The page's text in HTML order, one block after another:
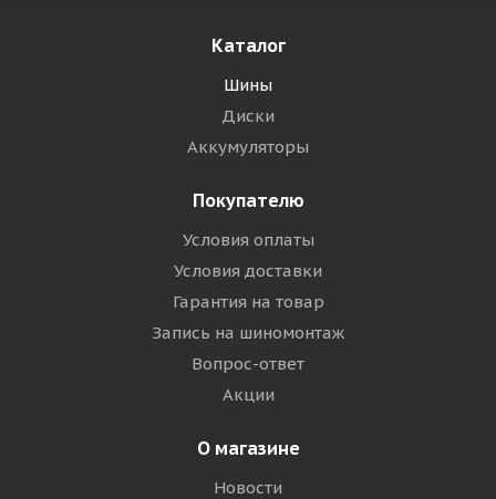
Каталог
Шины
Диски
Аккумуляторы
Покупателю
Условия оплаты
Условия доставки
Гарантия на товар
Запись на шиномонтаж
Вопрос-ответ
Акции
О магазине
Новости